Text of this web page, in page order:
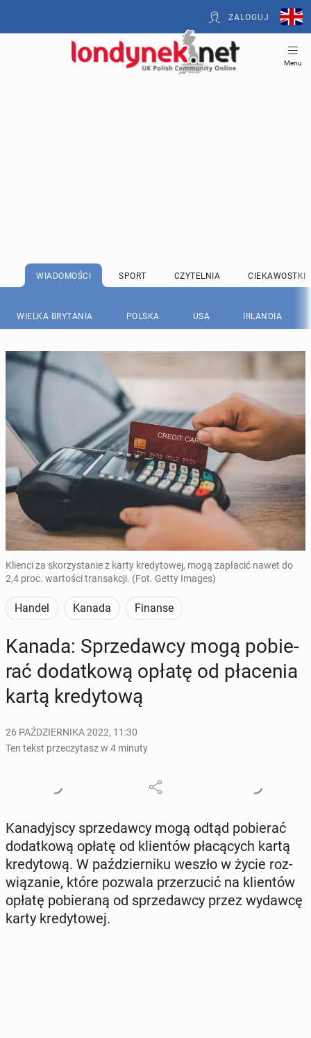
ZALOGUJ
Menu
WIADOMOŚCI SPORT CZYTELNIA CIEKAWOSTKI
WIELKA BRYTANIA POLSKA USA IRLANDIA
Klienci za skorzystanie z karty kredytowej, mogą zapłacić nawet do
2,4 proc. wartości transakcji. (Fot. Getty Images)
Handel Kanada Finanse
Kanada: Sprze­daw­cy mogą po­bie­
rać do­dat­ko­wą opłatę od pła­ce­nia
kartą kre­dy­to­wą
26 PAŹDZIERNIKA 2022, 11:30
Ten tekst przeczytasz w 4 minuty
Ka­na­dyj­scy sprze­daw­cy mogą odtąd po­bie­rać
do­dat­ko­wą opłatę od klien­tów pła­cą­cych kartą
kre­dy­to­wą. W paź­dzier­ni­ku weszło w życie roz­
wią­za­nie, które pozwala prze­rzu­cić na klien­tów
opłatę po­bie­ra­ną od sprze­daw­cy przez wydawcę
karty kre­dy­to­wej.